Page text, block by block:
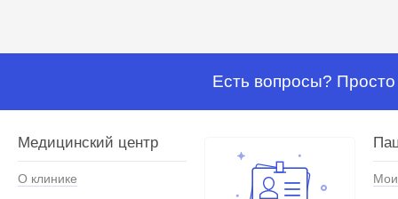
Есть вопросы?
Медицинский центр
О клинике